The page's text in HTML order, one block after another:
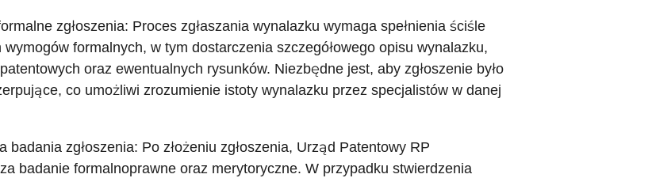
zgłoszenia: Proces zgłaszania wynalazku wymaga spełnienia ściśle
wymogów formalnych, w tym dostarczenia szczegółowego opisu wynalazku,
oraz ewentualnych rysunków. Niezbędne jest, aby zgłoszenie było
co umożliwi zrozumienie istoty wynalazku przez specjalistów w danej
badania zgłoszenia: Po złożeniu zgłoszenia, Urząd Patentowy RP
badanie formalnoprawne oraz merytoryczne. W przypadku stwierdzenia